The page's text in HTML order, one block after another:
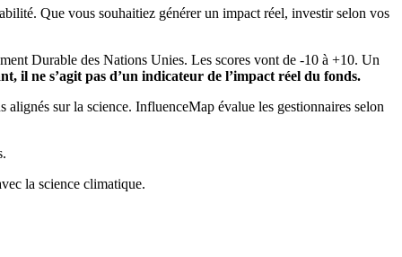
Que vous souhaitiez générer un impact réel, investir selon vos
Durable des Nations Unies. Les scores vont de -10 à +10. Un
il ne s’agit pas d’un indicateur de l’impact réel du fonds.
sur la science. InfluenceMap évalue les gestionnaires selon
la science climatique.